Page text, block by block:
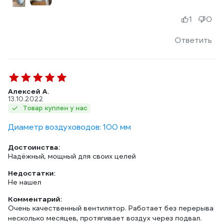
Ответить
1 0
Алексей А.
13.10.2022
Товар куплен у нас
Диаметр воздуховодов: 100 мм
Достоинства:
Надёжный, мощный для своих целей
Недостатки:
Не нашел
Комментарий:
Очень качественный вентилятор. Работает без перерыва
несколько месяцев, протягивает воздух через подвал.